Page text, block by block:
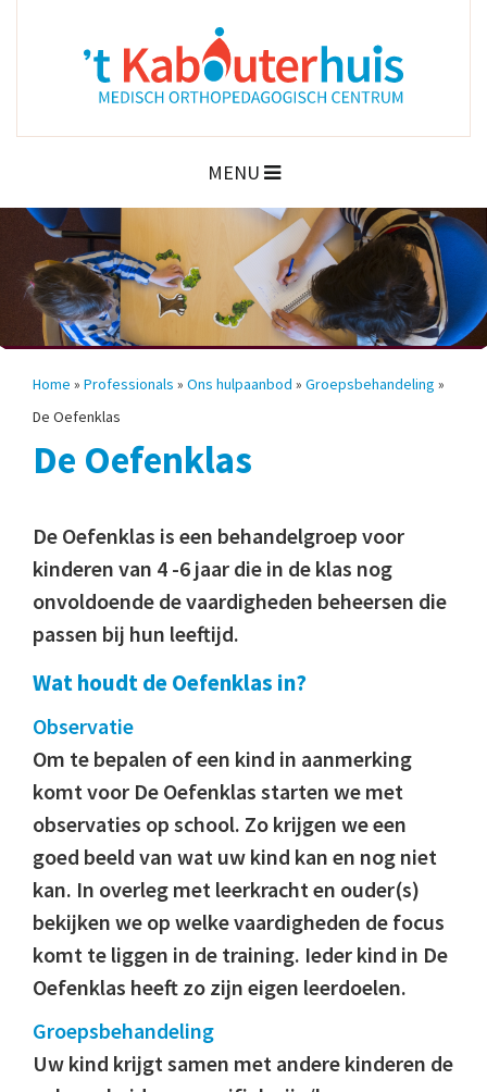
MENU
Home » Professionals » Ons hulpaanbod » Groepsbehandeling »
De Oefenklas
De Oefenklas
De Oefenklas is een behandelgroep voor
kinderen van 4 -6 jaar die in de klas nog
onvoldoende de vaardigheden beheersen die
passen bij hun leeftijd.
Wat houdt de Oefenklas in?
Observatie
Om te bepalen of een kind in aanmerking
komt voor De Oefenklas starten we met
observaties op school. Zo krijgen we een
goed beeld van wat uw kind kan en nog niet
kan. In overleg met leerkracht en ouder(s)
bekijken we op welke vaardigheden de focus
komt te liggen in de training. Ieder kind in De
Oefenklas heeft zo zijn eigen leerdoelen.
Groepsbehandeling
Uw kind krijgt samen met andere kinderen de